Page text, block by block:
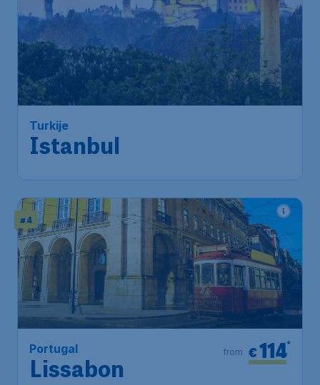
Turkije
Istanbul
€ 192
from
Schiphol
Istanbul, Istanbul Airport
# 4
Portugal
Lissabon
€114*
from